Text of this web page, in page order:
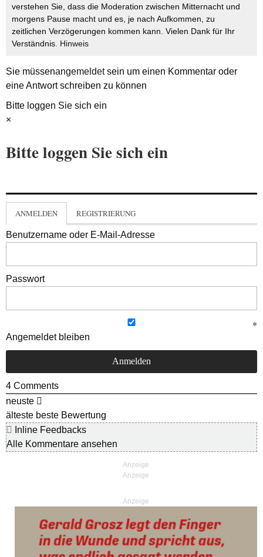
verstehen Sie, dass die Moderation zwischen Mitternacht und
morgens Pause macht und es, je nach Aufkommen, zu
zeitlichen Verzögerungen kommen kann. Vielen Dank für Ihr
Verständnis. Hinweis
Sie müssenangemeldetsein um einen Kommentar oder
eine Antwort schreiben zu können
Bitte loggen Sie sich ein
×
Bitte loggen Sie sich ein
ANMELDEN REGISTRIERUNG
Benutzername oder E-Mail-Adresse
Passwort
Angemeldet bleiben
4 Comments
neuste
älteste beste Bewertung
Inline Feedbacks
Alle Kommentare ansehen
Anzeige